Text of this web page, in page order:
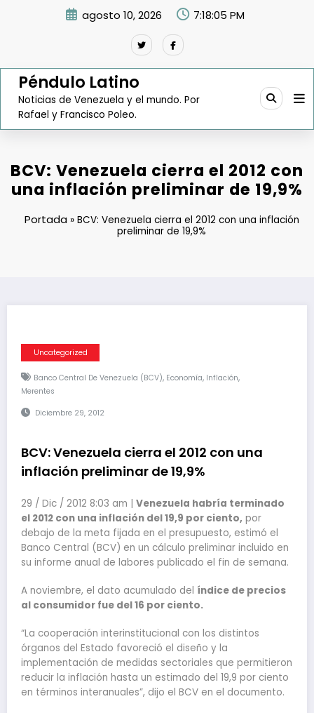
agosto 10, 2026 7:18:06 PM
Péndulo Latino
Noticias de Venezuela y el mundo. Por
Rafael y Francisco Poleo.
BCV: Venezuela cierra el 2012 con
una inflación preliminar de 19,9%
Portada» BCV: Venezuela cierra el 2012 con una inflación
preliminar de 19,9%
Uncategorized
Banco Central De Venezuela (BCV), Economía, Inflación,
Merentes
Diciembre 29, 2012
BCV: Venezuela cierra el 2012 con una
inflación preliminar de 19,9%
29 / Dic / 2012 8:03 am | Venezuela habría terminado
el 2012 con una inflación del 19,9 por ciento, por
debajo de la meta fijada en el presupuesto, estimó el
Banco Central (BCV) en un cálculo preliminar incluido en
su informe anual de labores publicado el fin de semana.
A noviembre, el dato acumulado del índice de precios
al consumidor fue del 16 por ciento.
“La cooperación interinstitucional con los distintos
órganos del Estado favoreció el diseño y la
implementación de medidas sectoriales que permitieron
reducir la inflación hasta un estimado del 19,9 por ciento
en términos interanuales”, dijo el BCV en el documento.